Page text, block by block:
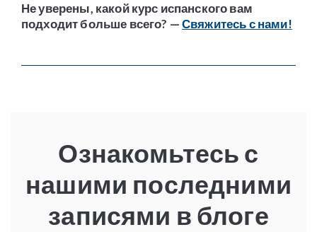
Не уверены, какой курс испанского вам
подходит больше всего? —Свяжитесь с нами!
Ознакомьтесь с
нашими последними
записями в блоге